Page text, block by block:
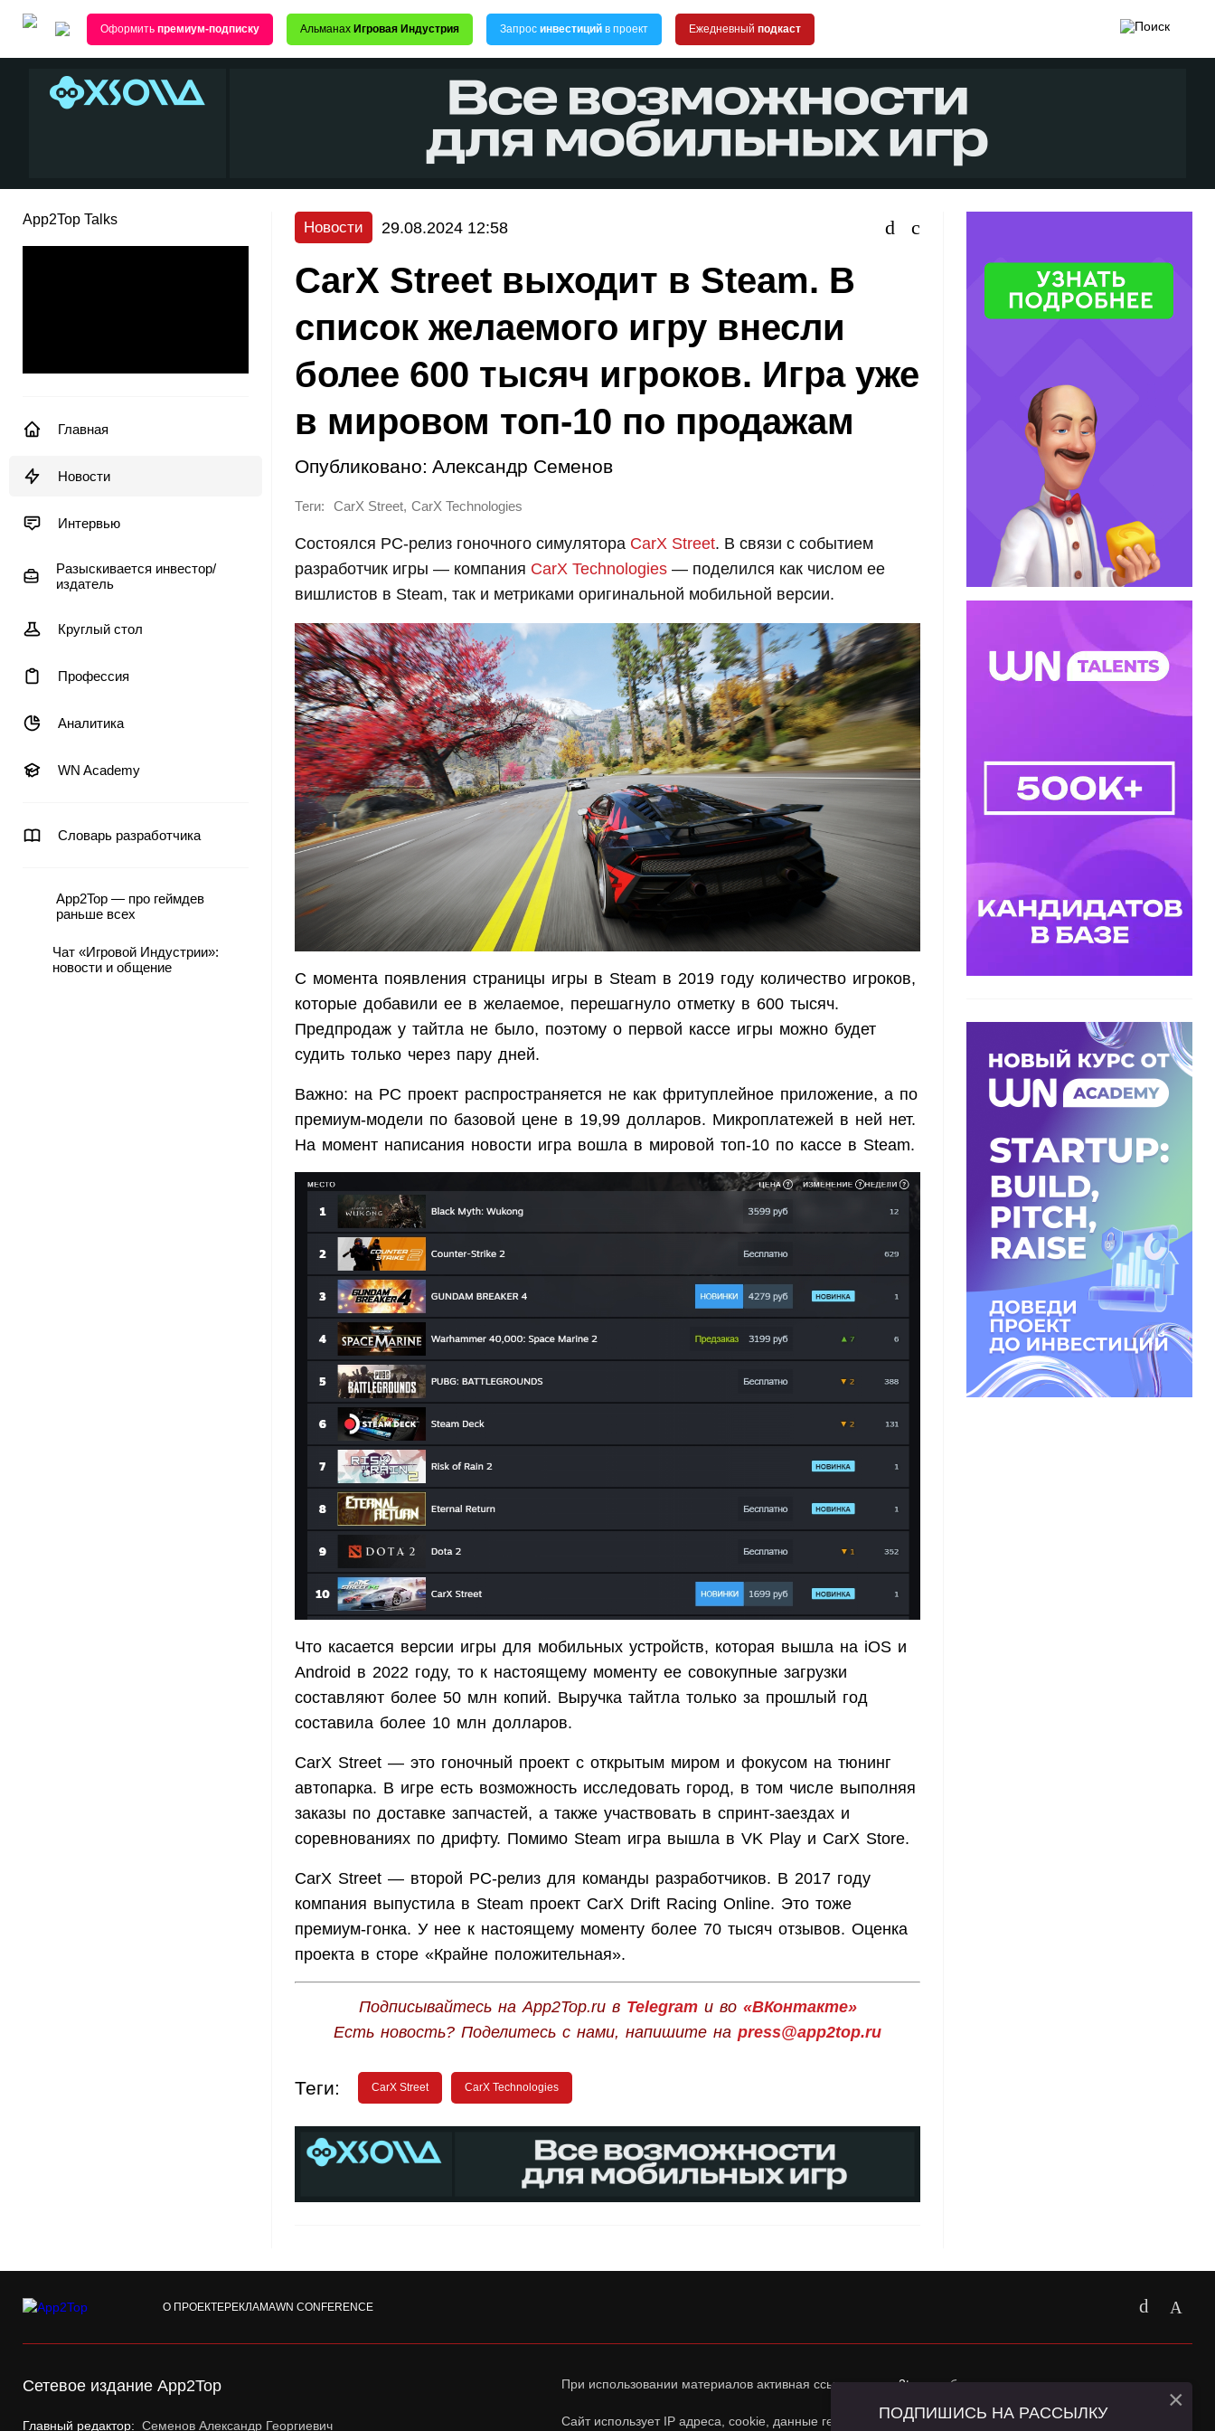
Оформить премиум-подписку Альманах Игровая Индустрия Запрос инвестиций в проект Ежедневный подкаст
App2Top Talks
Главная
Новости
Интервью
Разыскивается инвестор/
издатель
Круглый стол
Профессия
Аналитика
WN Academy
Словарь разработчика
App2Top — про геймдев
раньше всех
Чат «Игровой Индустрии»:
новости и общение
Новости 29.08.2024 12:58
CarX Street выходит в Steam. В
список желаемого игру внесли
более 600 тысяч игроков. Игра уже
в мировом топ-10 по продажам
Опубликовано: Александр Семенов
Теги: CarX Street, CarX Technologies
Состоялся PC-релиз гоночного симулятора CarX Street. В связи с событием
разработчик игры — компания CarX Technologies — поделился как числом ее
вишлистов в Steam, так и метриками оригинальной мобильной версии.
С момента появления страницы игры в Steam в 2019 году количество игроков,
которые добавили ее в желаемое, перешагнуло отметку в 600 тысяч.
Предпродаж у тайтла не было, поэтому о первой кассе игры можно будет
судить только через пару дней.
Важно: на PC проект распространяется не как фритуплейное приложение, а по
премиум-модели по базовой цене в 19,99 долларов. Микроплатежей в ней нет.
На момент написания новости игра вошла в мировой топ-10 по кассе в Steam.
Что касается версии игры для мобильных устройств, которая вышла на iOS и
Android в 2022 году, то к настоящему моменту ее совокупные загрузки
составляют более 50 млн копий. Выручка тайтла только за прошлый год
составила более 10 млн долларов.
CarX Street — это гоночный проект с открытым миром и фокусом на тюнинг
автопарка. В игре есть возможность исследовать город, в том числе выполняя
заказы по доставке запчастей, а также участвовать в спринт-заездах и
соревнованиях по дрифту. Помимо Steam игра вышла в VK Play и CarX Store.
CarX Street — второй PC-релиз для команды разработчиков. В 2017 году
компания выпустила в Steam проект CarX Drift Racing Online. Это тоже
премиум-гонка. У нее к настоящему моменту более 70 тысяч отзывов. Оценка
проекта в сторе «Крайне положительная».
Подписывайтесь на App2Top.ru в Telegramи во «ВКонтакте»
Есть новость? Поделитесь с нами, напишите на press@app2top.ru
Теги: CarX Street CarX Technologies
О ПРОЕКТЕРЕКЛАМАWN CONFERENCE
Сетевое издание App2Top
Главный редактор: Семенов Александр Георгиевич
При использовании материалов активная ссылка наapp2top.ruобязательна.
Сайт использует IP адреса, cookie, данные геолокации Пользователей сайта и сервис «Яндекс
ПОДПИШИСЬ НА РАССЫЛКУ ×